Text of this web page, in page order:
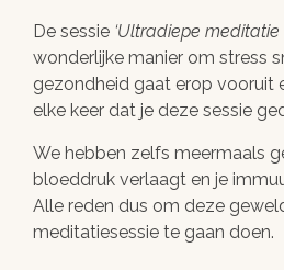
De sessie Ultradiepe meditatie
wonderlijke manier om stress
gezondheid gaat erop vooruit
elke keer dat je deze sessie
We hebben zelfs meermaals
bloeddruk verlaagt en je
Alle reden dus om deze
meditatiesessie te gaan doen.